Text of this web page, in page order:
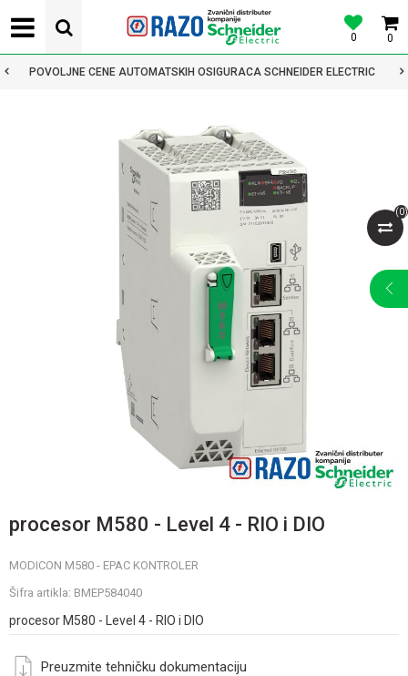
0
0
POVOLJNE CENE AUTOMATSKIH OSIGURACA SCHNEIDER ELECTRIC
(0)
procesor M580 - Level 4 - RIO i DIO
MODICON M580 - EPAC KONTROLER
Šifra artikla: BMEP584040
procesor M580 - Level 4 - RIO i DIO
Preuzmite tehničku dokumentaciju